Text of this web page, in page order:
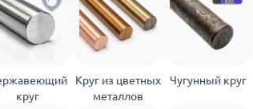
круг
Круг из цветных
металлов
Чугунный круг